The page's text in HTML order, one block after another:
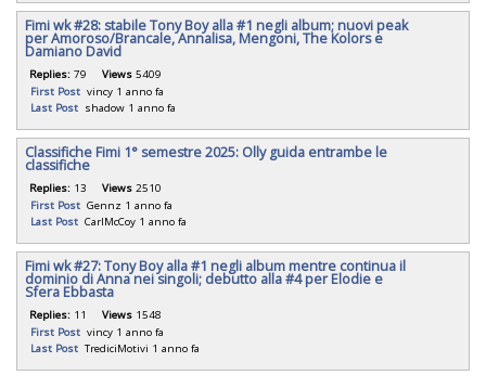
Fimi wk #28: stabile Tony Boy alla #1 negli album; nuovi peak
per Amoroso/Brancale, Annalisa, Mengoni, The Kolors e
Damiano David
Replies: 79 Views 5409
First Post vincy 1 anno fa
Last Post shadow 1 anno fa
Classifiche Fimi 1° semestre 2025: Olly guida entrambe le
classifiche
Replies: 13 Views 2510
First Post Gennz 1 anno fa
Last Post CarlMcCoy 1 anno fa
Fimi wk #27: Tony Boy alla #1 negli album mentre continua il
dominio di Anna nei singoli; debutto alla #4 per Elodie e
Sfera Ebbasta
Replies: 11 Views 1548
First Post vincy 1 anno fa
Last Post TrediciMotivi 1 anno fa